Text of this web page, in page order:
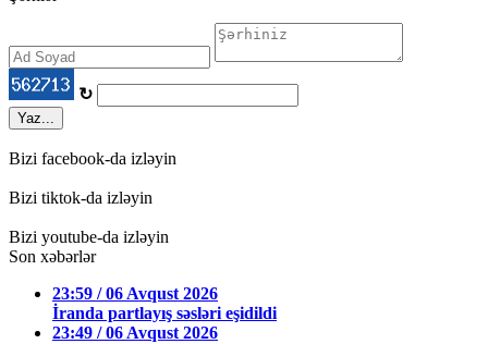
↻
Yaz...
Bizi facebook-da izləyin
Bizi tiktok-da izləyin
Bizi youtube-da izləyin
Son xəbərlər
23:59 / 06 Avqust 2026
İranda partlayış səsləri eşidildi
23:49 / 06 Avqust 2026